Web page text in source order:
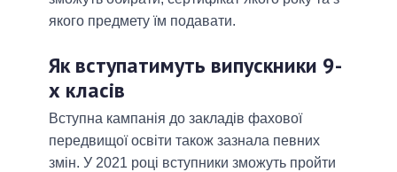
якого предмету їм подавати.
Як вступатимуть випускники 9-
х класів
Вступна кампанія до закладів фахової
передвищої освіти також зазнала певних
змін. У 2021 році вступники зможуть пройти